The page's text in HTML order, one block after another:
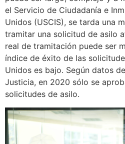
el Servicio de Ciudadanía e
Unidos (USCIS), se tarda una
tramitar una solicitud de asilo
real de tramitación puede ser
índice de éxito de las
Unidos es bajo. Según datos
Justicia, en 2020 sólo se
solicitudes de asilo.